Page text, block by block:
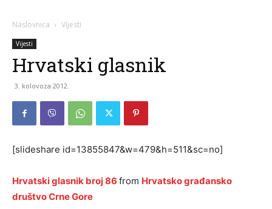
2026.
Naslovnica Vijesti
Vijesti
Hrvatski glasnik
3. kolovoza 2012.
[slideshare id=13855847&w=479&h=511&sc=no]
Hrvatski glasnik broj 86 from Hrvatsko građansko
društvo Crne Gore